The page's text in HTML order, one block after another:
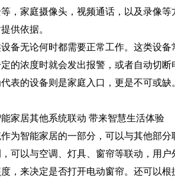
，家庭摄像头，视频通话，以及录像
供依据。
无论何时都需要正常工作。这类设备
的浓度时就会发出报警，或者自动切
的设备则是家庭入口，更是不可或缺
居其他系统联动 带来智慧生活体验
智能家居的一部分，可以与其他部分
以与空调、灯具、窗帘等联动，用户
，来决定是否打开电动窗帘。还可以